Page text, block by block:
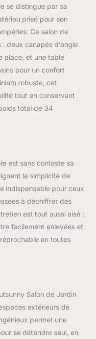
jardin d'angle 5
3 pièces, doté
3 places,
2
d'une table
: Les 3
de canapé sont
de coussins
de 10 cm
et de
votre confort et
Les housses de
amovibles et
SOLIDE ET
: Ensemble
métallique à
en poudre
aux
et à la rouille.
: Dim.
d'angle double :
71l x 65H cm, Dim.
d'angle : 71L x 71l
Dim. table
se distingue par sa
prisé pour son
Ce salon de
deux canapés d’angle
place, et une table
pour un confort
robuste, cet
tout en conservant
total de 34
est sans conteste sa
la simplicité de
indispensable pour ceux
à déchiffrer des
est tout aussi aisé :
facilement enlevées et
en toutes
Salon de Jardin
extérieurs de
permet une
se détendre seul, en